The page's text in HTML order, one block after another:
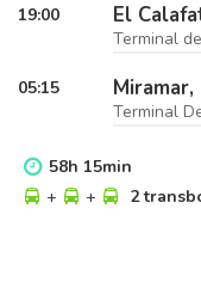
19:00 El
Terminal
05:15
Terminal
58h 15min
+
+ 2